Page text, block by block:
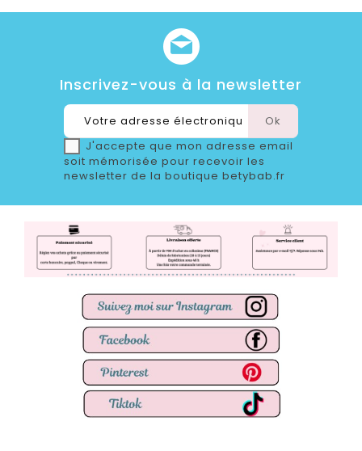
Inscrivez-vous à la newsletter
J'accepte que mon adresse email
soit mémorisée pour recevoir les
newsletter de la boutique betybab.fr